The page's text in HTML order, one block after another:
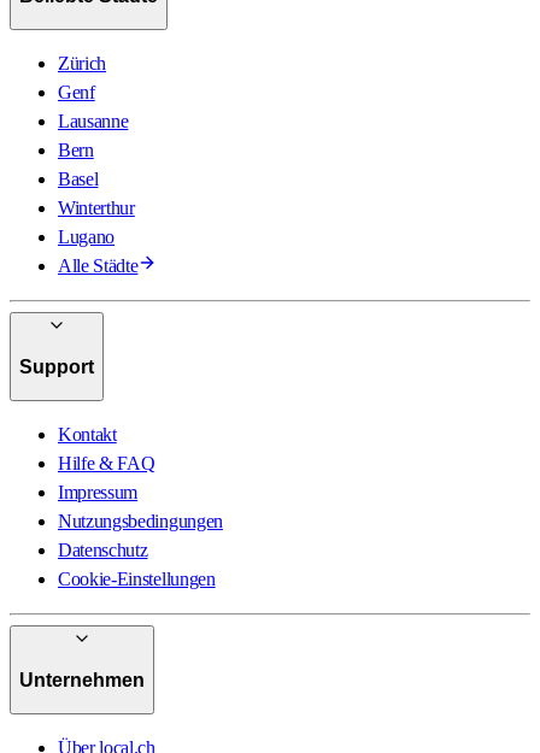
Zürich
Genf
Lausanne
Bern
Basel
Winterthur
Lugano
Alle Städte
Support
Kontakt
Hilfe & FAQ
Impressum
Nutzungsbedingungen
Datenschutz
Cookie-Einstellungen
Unternehmen
Über local.ch